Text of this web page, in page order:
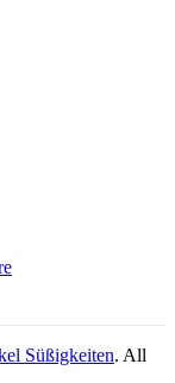
Süßigkeiten. All